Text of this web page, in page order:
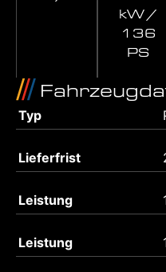
kW /
136
PS
Typ
Lieferfrist
Leistung
Leistung